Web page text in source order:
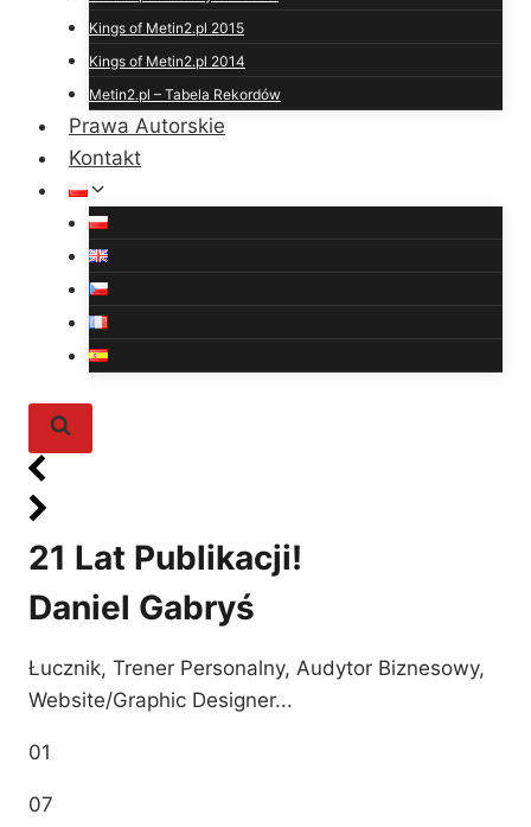
Kings of Metin2.pl 2015
Kings of Metin2.pl 2014
Metin2.pl – Tabela Rekordów
Prawa Autorskie
Kontakt
21 Lat Publikacji!
Daniel Gabryś
Łucznik, Trener Personalny, Audytor Biznesowy,
Website/Graphic Designer...
01
07